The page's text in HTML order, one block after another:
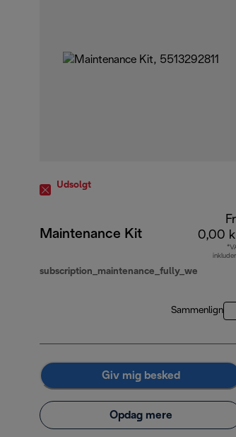
Udsolgt
Maintenance Kit
subscription_maintenance_fully_we
0,00
Sammenlign
Giv mig besked
Opdag mere